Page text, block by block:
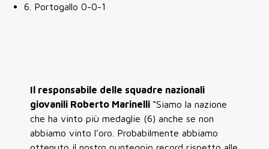
6. Portogallo 0-0-1
Il responsabile delle squadre nazionali
giovanili Roberto Marinelli “Siamo la nazione
che ha vinto più medaglie (6) anche se non
abbiamo vinto l’oro. Probabilmente abbiamo